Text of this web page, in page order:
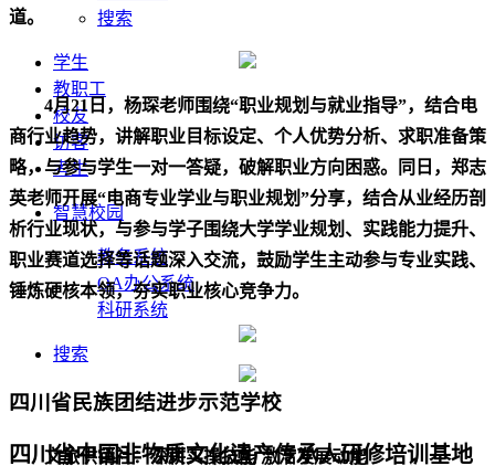
搜索
学生
教职工
校友
访客
考生
智慧校园
教务系统
OA办公系统
科研系统
搜索
四川省民族团结进步示范学校
四川省中国非物质文化遗产传承人研修培训基地
道。
4月21 日，杨琛老师围绕“职业规划与就业指导”，结合电
商行业趋势，讲解职业目标设定、个人优势分析、求职准备策
略，与参与学生一对一答疑，破解职业方向困惑。同日，郑志
英老师开展“电商专业学业与职业规划”分享，结合从业经历剖
析行业现状，与参与学子围绕大学学业规划、实践能力提升、
职业赛道选择等话题深入交流，鼓励学生主动参与专业实践、
锤炼硬核本领，夯实职业核心竞争力。
文旅供销社：深耕实操技能 激活发展动能